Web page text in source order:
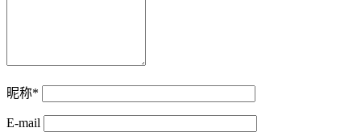
昵称*
E-mail